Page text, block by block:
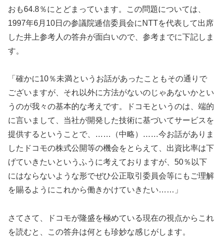
おも64.8％にとどまっています。この問題については、
1997年6月10日の参議院逓信委員会にNTTを代表して出席
した井上参考人の答弁が面白いので、参考までに下記しま
す。
「確かに10％未満というお話があったこともその通りで
ございますが、それ以外に方法がないのじゃあないかとい
うのが我々の基本的な考えです。ドコモというのは、端的
に言いまして、当社が開発した技術に基づいてサービスを
提供するということで、……（中略）……今お話がありま
したドコモの株式公開等の機会をとらえて、出資比率は下
げていきたいというふうに考えておりますが、50％以下
にはならないような形でぜひ公正取引委員会等にもご理解
を賜るようにこれから働きかけていきたい……」
さてさて、ドコモが隆盛を極めている現在の視点からこれ
を読むと、この答弁は何とも珍妙な感じがします。